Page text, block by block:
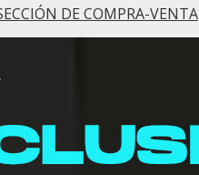
DE COMPRA-VENTA